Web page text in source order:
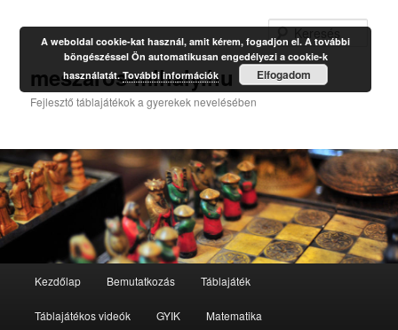
meszaros-mihaly.hu
Fejlesztő táblajátékok a gyerekek nevelésében
Tovább
az
Kezdőlap Bemutatkozás Táblajáték
Táblajátékos videók GYIK Matematika
A weboldal cookie-kat használ, amit kérem, fogadjon el. A további
böngészéssel Ön automatikusan engedélyezi a cookie-k
használatát.További információk Elfogadom